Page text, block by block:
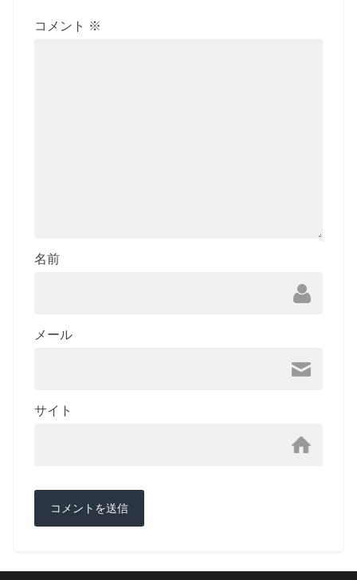
コメント ※
名前
メール
サイト